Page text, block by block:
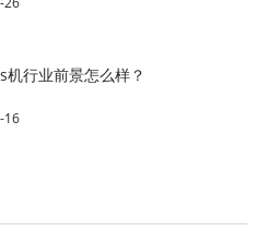
机行业前景怎么样？
16